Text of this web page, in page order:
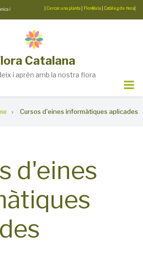
i
Cercar una planta Flor@ula Catàleg de flora
Catalana
i aprèn amb la nostra flora
Cursos d'eines informàtiques aplicades
d'eines